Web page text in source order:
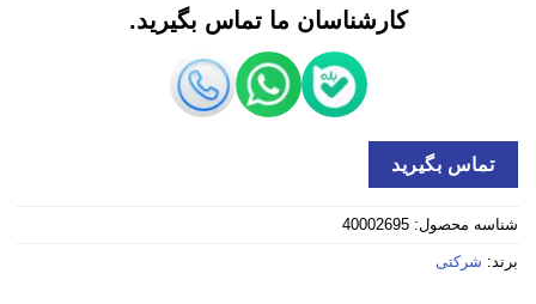
کارشناسان ما تماس بگیرید.
تماس بگیرید
شناسه محصول: 40002695
برند: شرکتی